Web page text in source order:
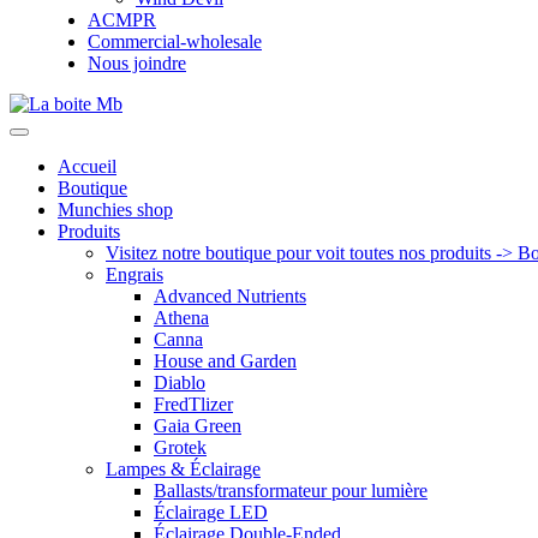
ACMPR
Commercial-wholesale
Nous joindre
Accueil
Boutique
Munchies shop
Produits
Visitez notre boutique pour voit toutes nos produits ->
Engrais
Advanced Nutrients
Athena
Canna
House and Garden
Diablo
FredTlizer
Gaia Green
Grotek
Lampes & Éclairage
Ballasts/transformateur pour lumière
Éclairage LED
Éclairage Double-Ended